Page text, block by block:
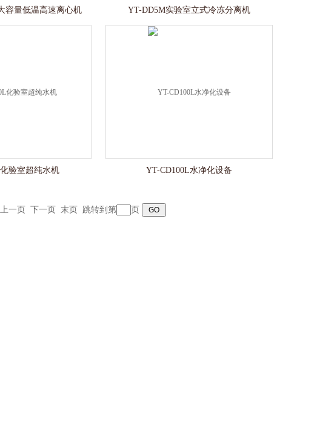
容量低温高速离心机 YT-DD5M实验室立式冷冻分离机
验室超纯水机 YT-CD100L水净化设备
上一页 下一页 末页 跳转到第 页